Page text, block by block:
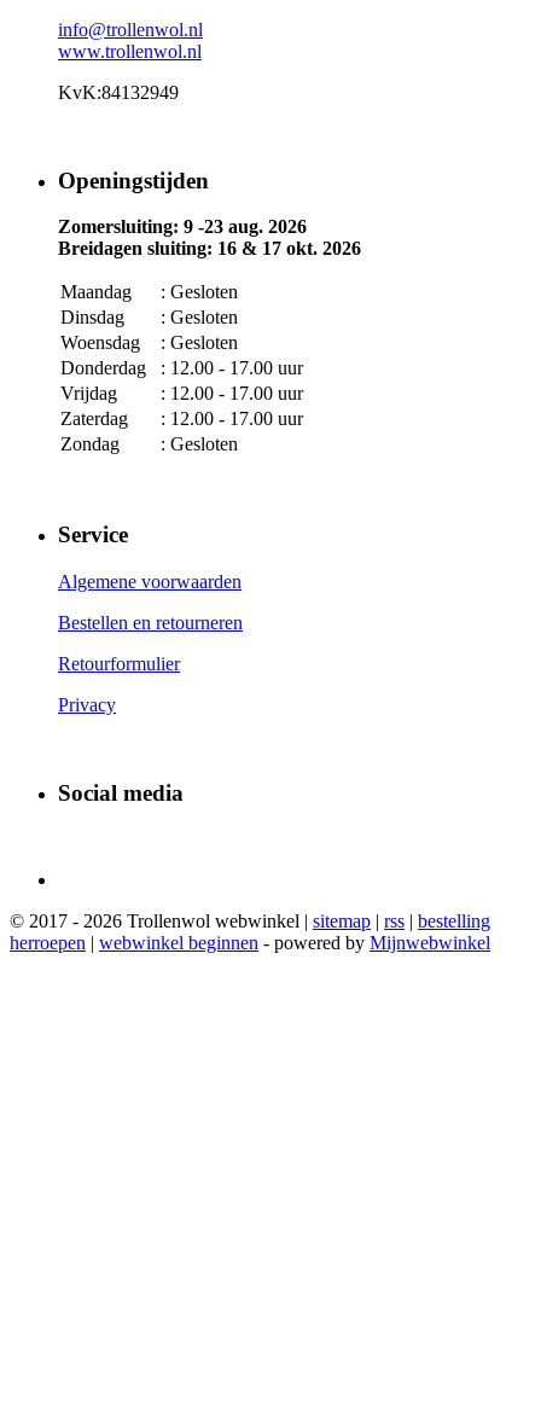
info@trollenwol.nl
www.trollenwol.nl
KvK:84132949
Openingstijden
Zomersluiting: 9 -23 aug. 2026
Breidagen sluiting: 16 & 17 okt. 2026
Maandag
: Gesloten
Dinsdag
: Gesloten
Woensdag
: Gesloten
Donderdag
: 12.00 - 17.00 uur
Vrijdag
: 12.00 - 17.00 uur
Zaterdag
: 12.00 - 17.00 uur
Zondag
: Gesloten
Service
Algemene voorwaarden
Bestellen en retourneren
Retourformulier
Privacy
Social media
© 2017 - 2026 Trollenwol webwinkel | sitemap | rss | bestelling
herroepen | webwinkel beginnen - powered by Mijnwebwinkel